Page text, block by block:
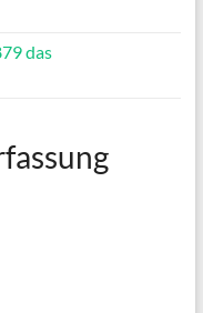
das